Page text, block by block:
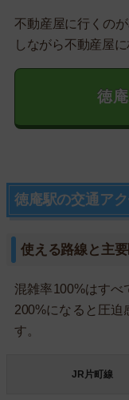
不動産屋に行くの
しながら不動産屋
徳
徳庵駅の交通ア
使える路線と主
混雑率100%はすべ
200%になると圧迫
す。
JR片町線